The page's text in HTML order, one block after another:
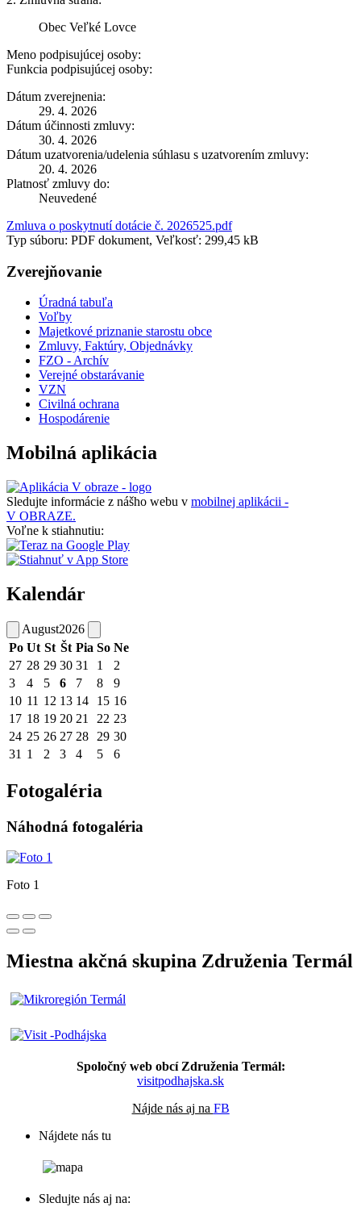
Obec Veľké Lovce
Meno podpisujúcej osoby:
Funkcia podpisujúcej osoby:
Dátum zverejnenia:
29. 4. 2026
Dátum účinnosti zmluvy:
30. 4. 2026
Dátum uzatvorenia/udelenia súhlasu s uzatvorením zmluvy:
20. 4. 2026
Platnosť zmluvy do:
Neuvedené
Zmluva o poskytnutí dotácie č. 2026525.pdf
Typ súboru: PDF dokument, Veľkosť: 299,45 kB
Zverejňovanie
Úradná tabuľa
Voľby
Majetkové priznanie starostu obce
Zmluvy, Faktúry, Objednávky
FZO - Archív
Verejné obstarávanie
VZN
Civilná ochrana
Hospodárenie
Mobilná aplikácia
Sledujte informácie z nášho webu v mobilnej aplikácii -
V OBRAZE.
Voľne k stiahnutiu:
Kalendár
August2026
Po Ut St Št Pia So Ne
27 28 29 30 31 1
2
3
4 5 6 7 8
9
10 11 12 13 14 15 16
17 18 19 20 21 22 23
24 25 26 27 28 29 30
31 1 2 3 4 5 6
Fotogaléria
Náhodná fotogaléria
Foto 1
Miestna akčná skupina Združenia Termál
Spoločný web obcí Združenia Termál:
visitpodhajska.sk
Nájde nás aj na FB
Nájdete nás tu
Sledujte nás aj na: